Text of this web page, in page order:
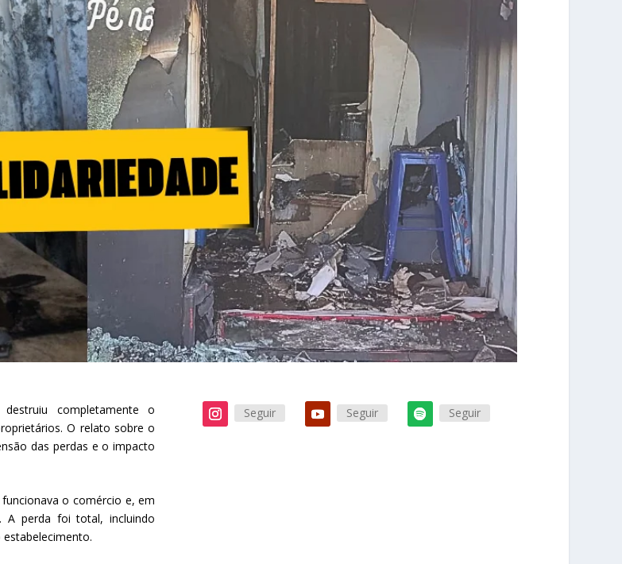
completamente o
O relato sobre o
das perdas e o impacto
o comércio e, em
A perda foi total, incluindo
Seguir Seguir Seguir